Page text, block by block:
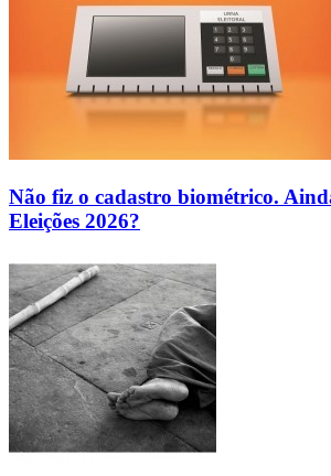
Não fiz o cadastro biométrico.
Eleições 2026?